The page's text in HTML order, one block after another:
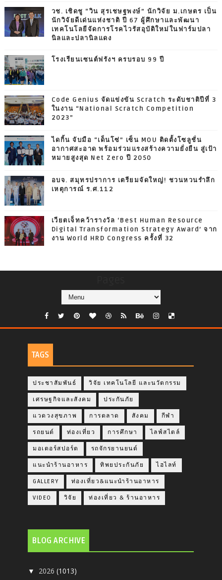
วช. เชิดชู “วิน สุรเชษฐพงษ์” นักวิจัย ม.เกษตร เป็น
นักวิจัยดีเด่นแห่งชาติ ปี 67 ผู้ศึกษาและพัฒนา
เทคโนโลยีจัดการโรคไวรัสอุบัติใหม่ในฟาร์มปลา
นิลและปลานิลแดง
โรงเรียนเซนต์ฟรังฯ ครบรอบ 99 ปี
Code Genius จัดแข่งขัน Scratch ระดับชาติปีที่ 3
ในงาน “National Scratch Competition
2023”
ไดกิ้น จับมือ “เด็นโซ่” เซ็น MOU ติดตั้งโซลูชั่น
อากาศสะอาด พร้อมร่วมแรงสร้างความยั่งยืน สู่เป้า
หมายสูงสุด Net Zero ปี 2050
อบจ. สมุทรปราการ เตรียมจัดใหญ่! ชวนหวนรำลึก
เหตุการณ์ ร.ศ.112
เวียตเจ็ทคว้ารางวัล ‘Best Human Resource
Digital Transformation Strategy Award’ จาก
งาน World HRD Congress ครั้งที่ 32
TAGS
ประชาสัมพันธ์ วิจัย เทคโนโลยี และนวัตกรรม
เศรษฐกิจและสังคม ประกันภัย
แวดวงสุขภาพ การตลาด สังคม กีฬา
รถยนต์ ท่องเที่ยว การศึกษา ไลฟ์สไตล์
มอเตอร์สปอร์ต รถจักรยานยนต์
แนะนำร้านอาหาร ทิพยประกันภัย ไฮไลท์
GALLERY ท่องเที่ยว&แนะนำร้านอาหาร
VIDEO วิจัย ท่องเที่ยว & ร้านอาหาร
BLOG ARCHIVE
▼ 2026(1013)